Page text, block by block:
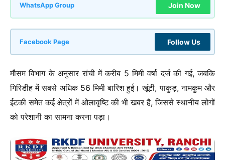
WhatsApp Group Join Now
Facebook Page Follow Us
मौसम विभाग के अनुसार रांची में करीब 5 मिमी वर्षा दर्ज की गई, जबकि
गिरिडीह में सबसे अधिक 56 मिमी बारिश हुई। खूंटी, पाकुड़, नामकुम और
ईटकी समेत कई क्षेत्रों में ओलावृष्टि की भी खबर है, जिससे स्थानीय लोगों
को परेशानी का सामना करना पड़ा।